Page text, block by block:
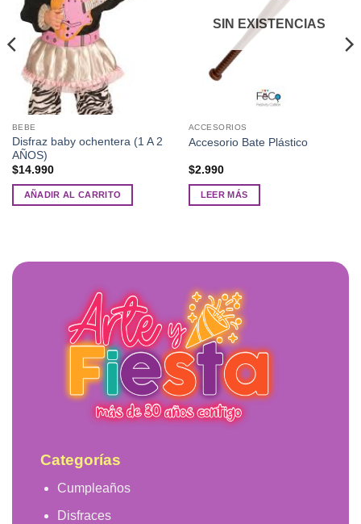
BEBE
Disfraz baby ochentera (1 A 2
AÑOS)
$14.990
AÑADIR AL CARRITO
SIN EXISTENCIAS
ACCESORIOS
Accesorio Bate Plástico
$2.990
LEER MÁS
Categorías
Cumpleaños
Disfraces